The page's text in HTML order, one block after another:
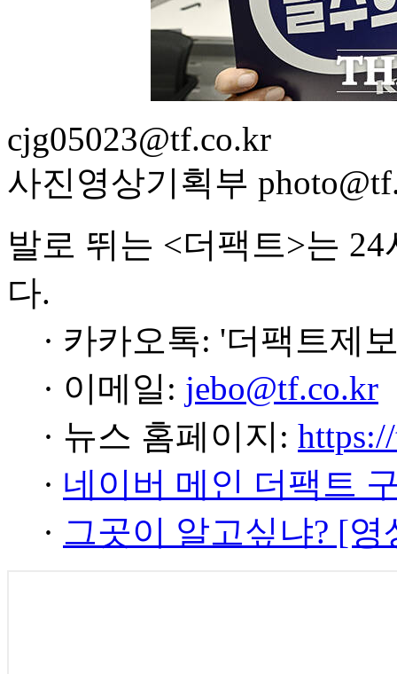
cjg05023@tf.co.kr
사진영상기획부
발로 뛰는 <더팩트>는
다.
· 카카오톡: '더팩트제
· 이메일: jebo@tf.co.kr
· 뉴스 홈페이지:
· 네이버 메인 더팩트
· 그곳이 알고싶냐? [